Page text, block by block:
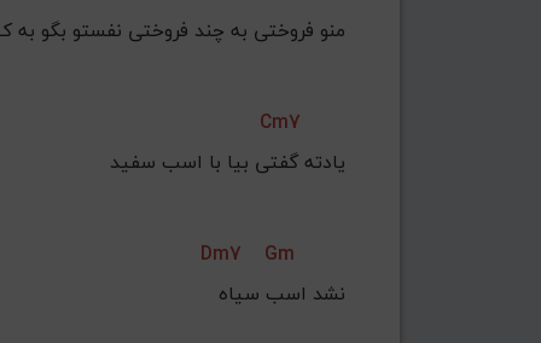
منو فروختی به چند فروختی نفستو بگو به
Cm7
Dm7
Gm
نشد اسب سیاه